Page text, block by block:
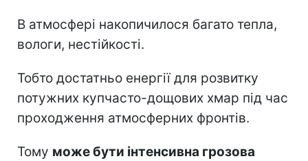
В атмосфері накопичилося багато тепла,
вологи, нестійкості.
Тобто достатньо енергії для розвитку
потужних купчасто-дощових хмар під час
проходження атмосферних фронтів.
Тому може бути інтенсивна грозова